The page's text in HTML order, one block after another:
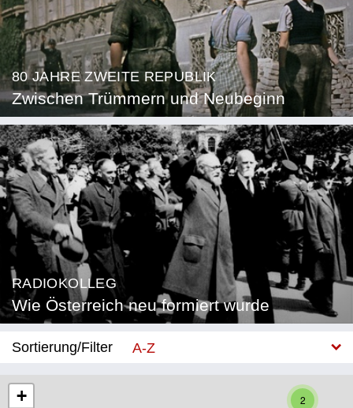
80 JAHRE ZWEITE REPUBLIK
Zwischen Trümmern und Neubeginn
RADIOKOLLEG
Wie Österreich neu formiert wurde
Sortierung/Filter
A-Z
2
+